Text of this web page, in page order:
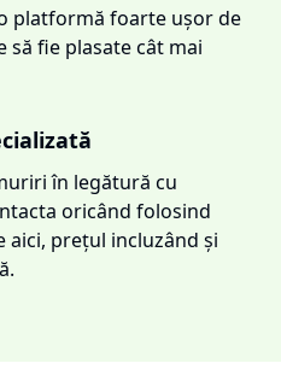
platformă foarte ușor de
să fie plasate cât mai
în legătură cu
oricând folosind
aici, prețul incluzând și